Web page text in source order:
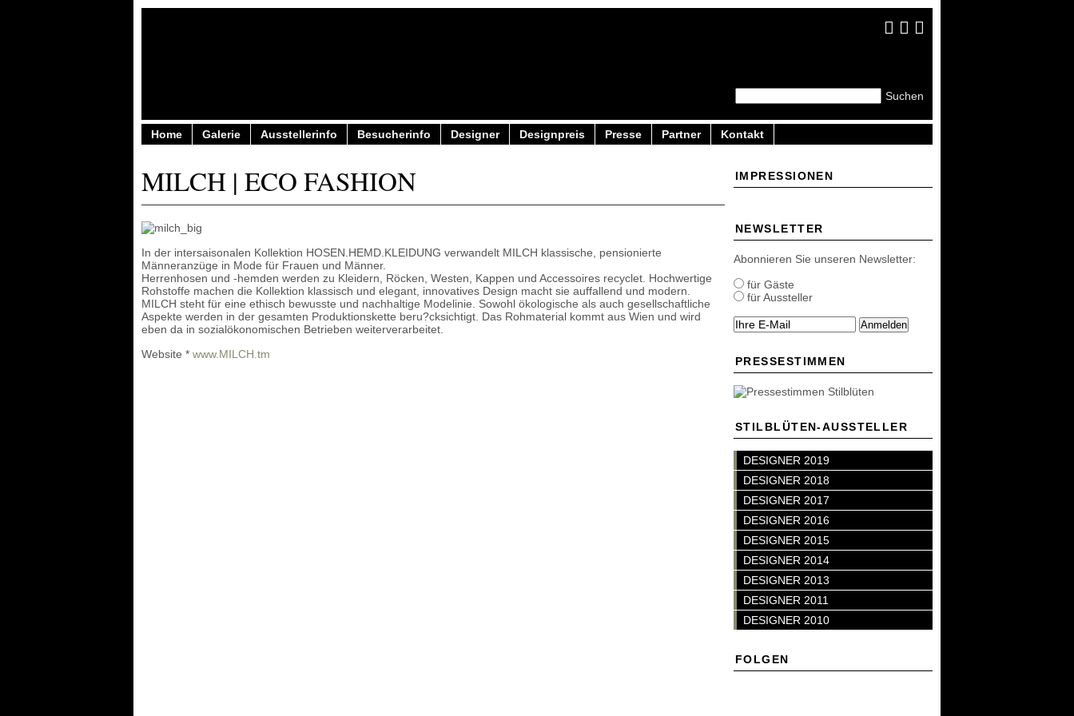
Home Galerie Ausstellerinfo Besucherinfo Designer Designpreis Presse Partner Kontakt
MILCH | ECO FASHION
In der intersaisonalen Kollektion HOSEN.HEMD.KLEIDUNG verwandelt MILCH klassische, pensionierte
Männeranzüge in Mode für Frauen und Männer.
Herrenhosen und -hemden werden zu Kleidern, Röcken, Westen, Kappen und Accessoires recyclet. Hochwertige
Rohstoffe machen die Kollektion klassisch und elegant, innovatives Design macht sie auffallend und modern.
MILCH steht für eine ethisch bewusste und nachhaltige Modelinie. Sowohl ökologische als auch gesellschaftliche
Aspekte werden in der gesamten Produktionskette beru?cksichtigt. Das Rohmaterial kommt aus Wien und wird
eben da in sozialökonomischen Betrieben weiterverarbeitet.
Website * www.MILCH.tm
IMPRESSIONEN
NEWSLETTER
Abonnieren Sie unseren Newsletter:
für Gäste
für Aussteller
Anmelden
PRESSESTIMMEN
STILBLÜTEN-AUSSTELLER
DESIGNER 2019
DESIGNER 2018
DESIGNER 2017
DESIGNER 2016
DESIGNER 2015
DESIGNER 2014
DESIGNER 2013
DESIGNER 2011
DESIGNER 2010
FOLGEN